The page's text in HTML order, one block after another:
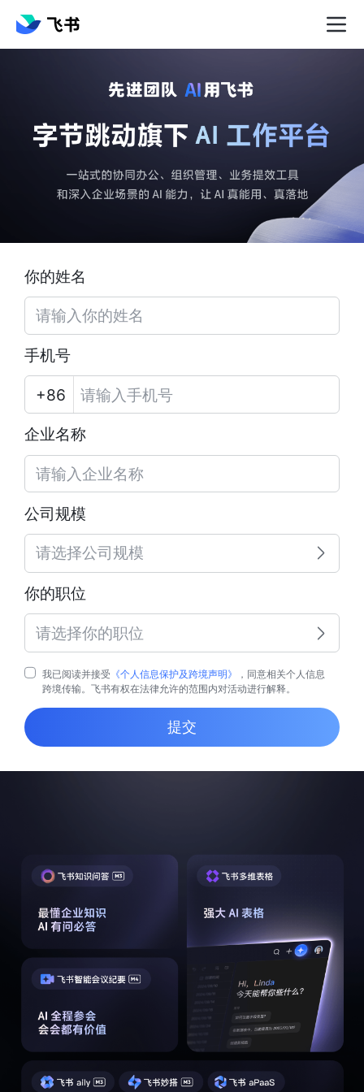
你的姓名
手机号
企业名称
公司规模
请选择公司规模
你的职位
请选择你的职位
我已阅读并接受 《个人信息保护及跨境声明》
，同意相关个人信息
跨境传输。飞书有权在法律允许的范围内对活动进行解释。
提交